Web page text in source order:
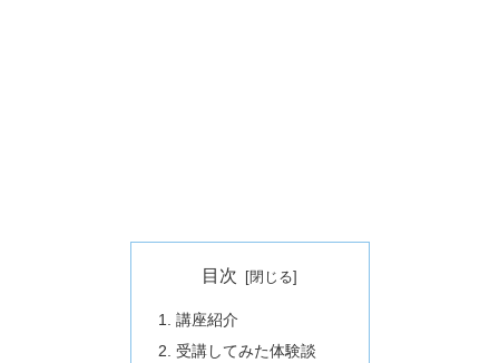
目次
講座紹介
受講してみた体験談